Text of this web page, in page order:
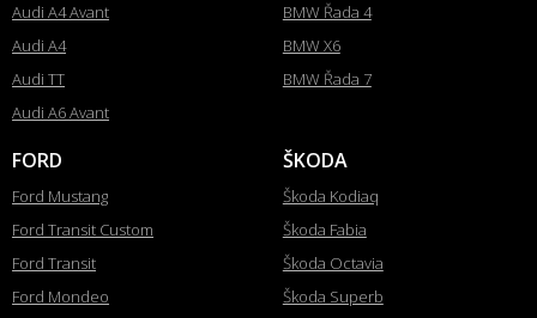
Audi A4 Avant
Audi A4
Audi TT
Audi A6 Avant
BMW Řada 4
BMW X6
BMW Řada 7
FORD
Ford Mustang
Ford Transit Custom
Ford Transit
Ford Mondeo
ŠKODA
Škoda Kodiaq
Škoda Fabia
Škoda Octavia
Škoda Superb